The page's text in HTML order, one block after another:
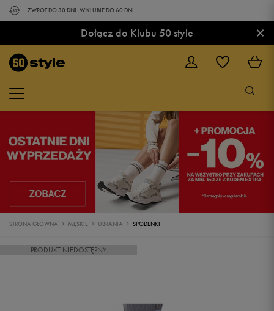
ZWROT DO 30 DNI. W KLUBIE DO 60 DNI.
Dołącz do Klubu 50 style ×
STRONA GŁÓWNA MĘSKIE UBRANIA SPODENKI
PRODUKT NIEDOSTĘPNY